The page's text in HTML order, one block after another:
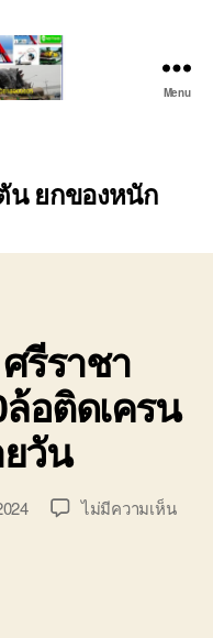
งจักร
ง
ท
ย์
ร
ง
Menu
น ยกของหนัก
รีราชา
อติดเครน
วัน
ไม่มีความเห็นบน